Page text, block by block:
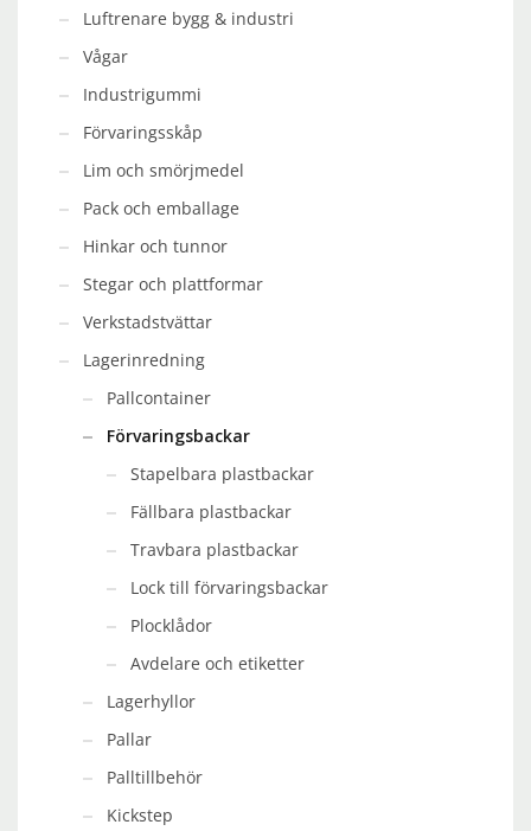
Luftrenare bygg & industri
Vågar
Industrigummi
Förvaringsskåp
Lim och smörjmedel
Pack och emballage
Hinkar och tunnor
Stegar och plattformar
Verkstadstvättar
Lagerinredning
Pallcontainer
Förvaringsbackar
Stapelbara plastbackar
Fällbara plastbackar
Travbara plastbackar
Lock till förvaringsbackar
Plocklådor
Avdelare och etiketter
Lagerhyllor
Pallar
Palltillbehör
Kickstep